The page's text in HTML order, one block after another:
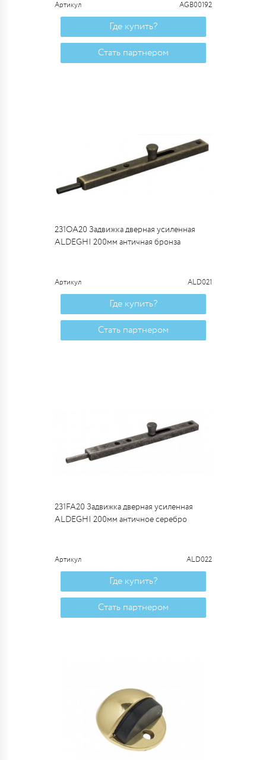
Артикул AGB00192
Где купить?
Стать партнером
231OA20 Задвижка дверная усиленная
ALDEGHI 200мм античная бронза
Артикул ALD021
Где купить?
Стать партнером
231FA20 Задвижка дверная усиленная
ALDEGHI 200мм античное серебро
Артикул ALD022
Где купить?
Стать партнером